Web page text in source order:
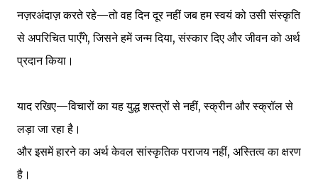
नज़रअंदाज़ करते रहे—तो वह दिन दूर नहीं जब हम स्वयं को उसी संस्कृति
से अपरिचित पाएँगे, जिसने हमें जन्म दिया, संस्कार दिए और जीवन को अर्थ
प्रदान किया।
याद रखिए—विचारों का यह युद्ध शस्त्रों से नहीं, स्क्रीन और स्क्रॉल से
लड़ा जा रहा है।
और इसमें हारने का अर्थ केवल सांस्कृतिक पराजय नहीं, अस्तित्व का क्षरण
है।